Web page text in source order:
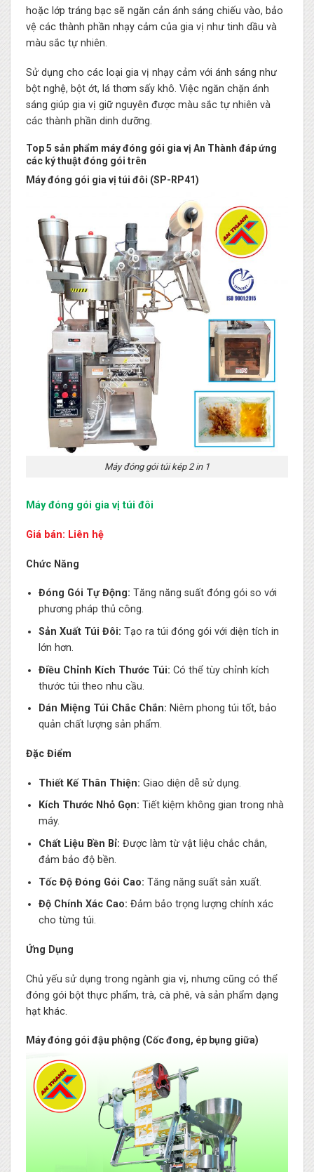
hoặc lớp tráng bạc sẽ ngăn cản ánh sáng chiếu vào, bảo
vệ các thành phần nhạy cảm của gia vị như tinh dầu và
màu sắc tự nhiên.
Sử dụng cho các loại gia vị nhạy cảm với ánh sáng như
bột nghệ, bột ớt, lá thơm sấy khô. Việc ngăn chặn ánh
sáng giúp gia vị giữ nguyên được màu sắc tự nhiên và
các thành phần dinh dưỡng.
Top 5 sản phẩm máy đóng gói gia vị An Thành đáp ứng
các ký thuật đóng gói trên
Máy đóng gói gia vị túi đôi (SP-RP41)
Máy đóng gói túi kép 2 in 1
Máy đóng gói gia vị túi đôi
Giá bán: Liên hệ
Chức Năng
Đóng Gói Tự Động: Tăng năng suất đóng gói so với
phương pháp thủ công.
Sản Xuất Túi Đôi: Tạo ra túi đóng gói với diện tích in
lớn hơn.
Điều Chỉnh Kích Thước Túi: Có thể tùy chỉnh kích
thước túi theo nhu cầu.
Dán Miệng Túi Chắc Chắn: Niêm phong túi tốt, bảo
quản chất lượng sản phẩm.
Đặc Điểm
Thiết Kế Thân Thiện: Giao diện dễ sử dụng.
Kích Thước Nhỏ Gọn: Tiết kiệm không gian trong nhà
máy.
Chất Liệu Bền Bỉ: Được làm từ vật liệu chắc chắn,
đảm bảo độ bền.
Tốc Độ Đóng Gói Cao: Tăng năng suất sản xuất.
Độ Chính Xác Cao: Đảm bảo trọng lượng chính xác
cho từng túi.
Ứng Dụng
Chủ yếu sử dụng trong ngành gia vị, nhưng cũng có thể
đóng gói bột thực phẩm, trà, cà phê, và sản phẩm dạng
hạt khác.
Máy đóng gói đậu phộng (Cốc đong, ép bụng giữa)